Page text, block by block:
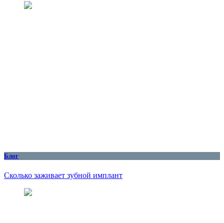
Блог
Сколько заживает зубной имплант